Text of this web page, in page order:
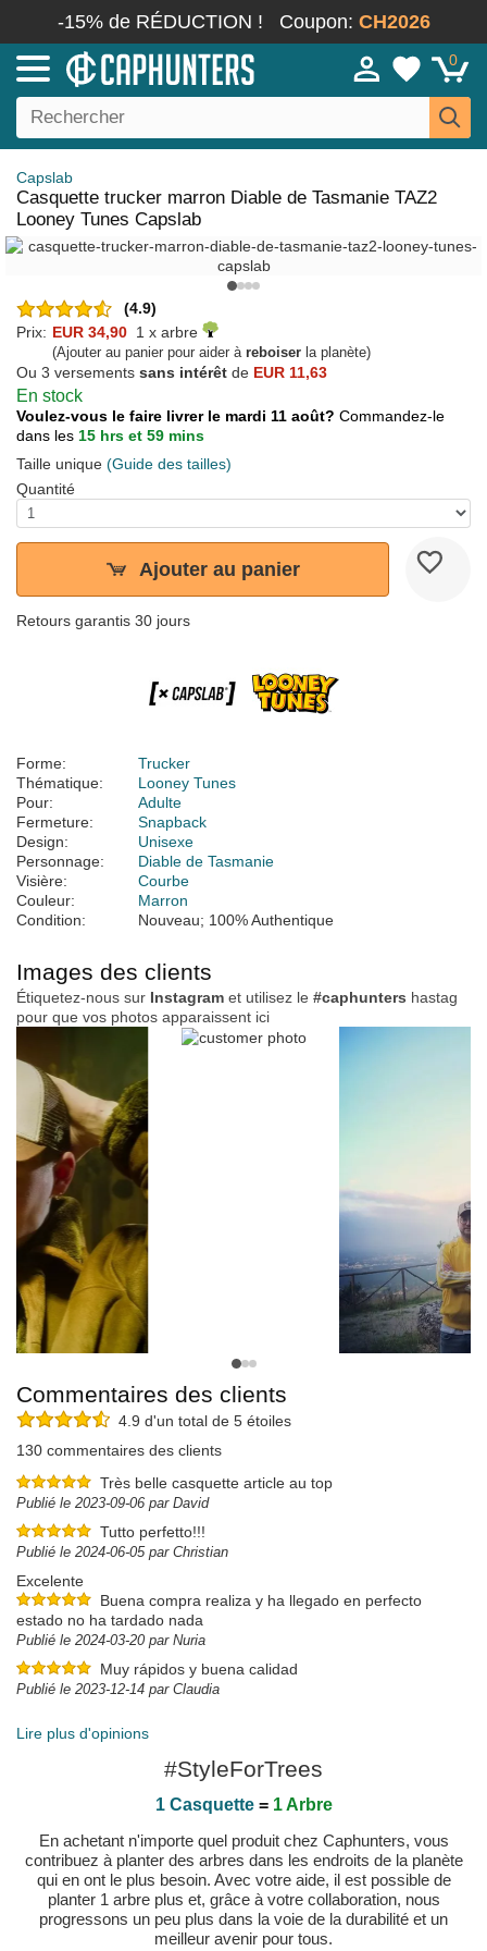
-15% de RÉDUCTION ! Coupon: CH2026
0
Capslab
Casquette trucker marron Diable de Tasmanie TAZ2
Looney Tunes Capslab
(4.9)
Prix: EUR 34,90 1 x arbre
(Ajouter au panier pour aider à reboiser la planète)
Ou 3 versements sans intérêt de EUR 11,63
En stock
Voulez-vous le faire livrer le mardi 11 août? Commandez-le
dans les 15 hrs et 59 mins
Taille unique (Guide des tailles)
Quantité
Ajouter au panier
Retours garantis 30 jours
Forme:
Trucker
Thématique:
Looney Tunes
Pour:
Adulte
Fermeture:
Snapback
Design:
Unisexe
Personnage:
Diable de Tasmanie
Visière:
Courbe
Couleur:
Marron
Condition:
Nouveau; 100% Authentique
Images des clients
Étiquetez-nous sur Instagram et utilisez le #caphunters hastag
pour que vos photos apparaissent ici
Commentaires des clients
4.9 d'un total de 5 étoiles
130 commentaires des clients
Très belle casquette article au top
Publié le 2023-09-06 par David
Tutto perfetto!!!
Publié le 2024-06-05 par Christian
Excelente
Buena compra realiza y ha llegado en perfecto
estado no ha tardado nada
Publié le 2024-03-20 par Nuria
Muy rápidos y buena calidad
Publié le 2023-12-14 par Claudia
Lire plus d'opinions
#StyleForTrees
1 Casquette= 1 Arbre
En achetant n'importe quel produit chez Caphunters, vous
contribuez à planter des arbres dans les endroits de la planète
qui en ont le plus besoin. Avec votre aide, il est possible de
planter 1 arbre plus et, grâce à votre collaboration, nous
progressons un peu plus dans la voie de la durabilité et un
meilleur avenir pour tous.